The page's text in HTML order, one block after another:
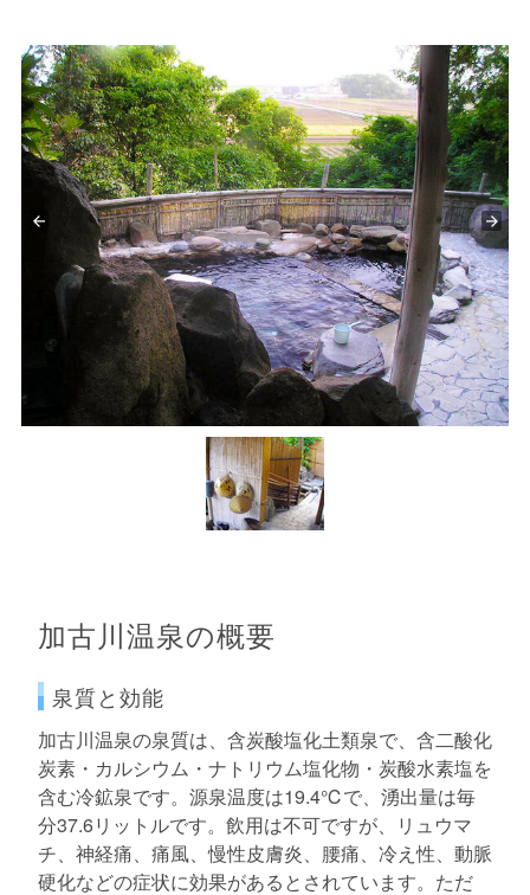
加古川温泉の概要
泉質と効能
加古川温泉の泉質は、含炭酸塩化土類泉で、含二酸化
炭素・カルシウム・ナトリウム塩化物・炭酸水素塩を
含む冷鉱泉です。源泉温度は19.4℃で、湧出量は毎
分37.6リットルです。飲用は不可ですが、リュウマ
チ、神経痛、痛風、慢性皮膚炎、腰痛、冷え性、動脈
硬化などの症状に効果があるとされています。ただ